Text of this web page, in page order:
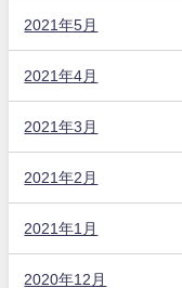
2021年5月
2021年4月
2021年3月
2021年2月
2021年1月
2020年12月